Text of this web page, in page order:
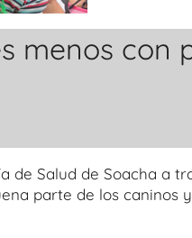
menos con
de Salud de Soacha a
parte de los caninos